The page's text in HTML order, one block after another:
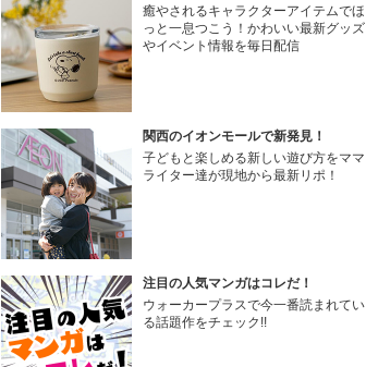
癒やされるキャラクターアイテムでほ
っと一息つこう！かわいい最新グッズ
やイベント情報を毎日配信
関西のイオンモールで新発見！
子どもと楽しめる新しい遊び方をママ
ライター達が現地から最新リポ！
注目の人気マンガはコレだ！
ウォーカープラスで今一番読まれてい
る話題作をチェック!!